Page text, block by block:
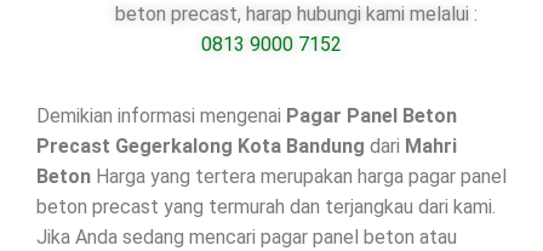
beton precast, harap hubungi kami melalui :
0813 9000 7152
Demikian informasi mengenai Pagar Panel Beton
Precast Gegerkalong Kota Bandung dari Mahri
Beton Harga yang tertera merupakan harga pagar panel
beton precast yang termurah dan terjangkau dari kami.
Jika Anda sedang mencari pagar panel beton atau